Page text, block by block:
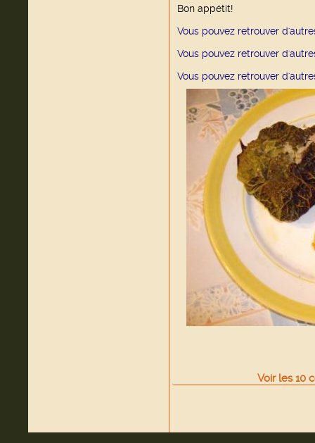
Bon appétit!
Vous pouvez retrouver
Vous pouvez retrouver
Vous pouvez retrouver
Voir les10